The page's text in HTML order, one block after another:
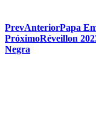
PrevAnteriorPapa
PróximoRéveillon
Negra